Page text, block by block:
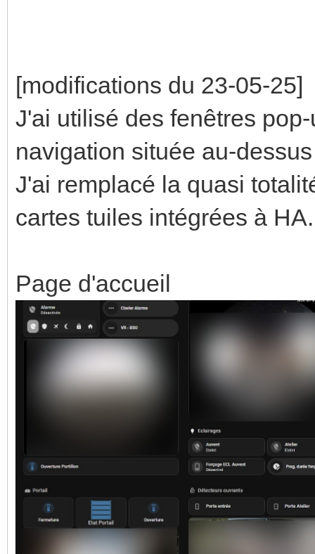
[modifications du 23-05-25]
J'ai utilisé des fenêtres
navigation située au-
J'ai remplacé la quasi
cartes tuiles intégrées à HA.
Page d'accueil